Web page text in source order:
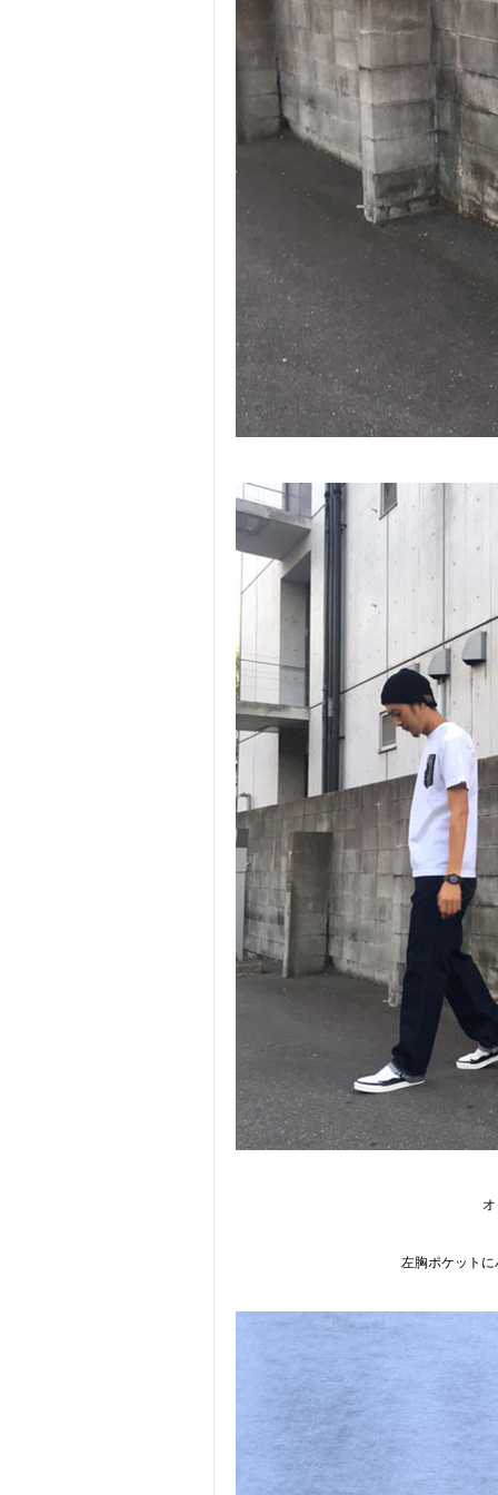
左胸ポケット